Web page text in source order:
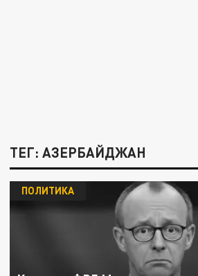
ТЕГ: АЗЕРБАЙДЖАН
ПОЛИТИКА